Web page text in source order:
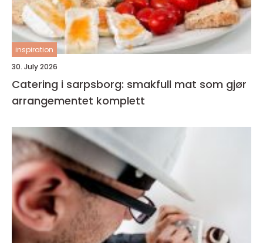
inspiration
30. July 2026
Catering i sarpsborg: smakfull mat som gjør
arrangementet komplett